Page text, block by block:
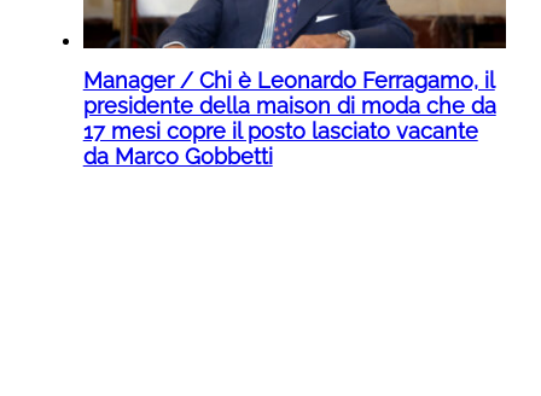
Manager / Chi è Leonardo Ferragamo, il
presidente della maison di moda che da
17 mesi copre il posto lasciato vacante
da Marco Gobbetti